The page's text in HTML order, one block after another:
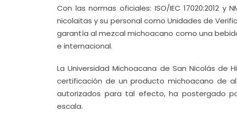
Con las normas oficiales: ISO/IEC 17020:2012 y
nicolaitas y su personal como Unidades de
garantía al mezcal michoacano como una
e internacional.
La Universidad Michoacana de San Nicolás
certificación de un producto michoacano de
autorizados para tal efecto, ha postergado
escala.